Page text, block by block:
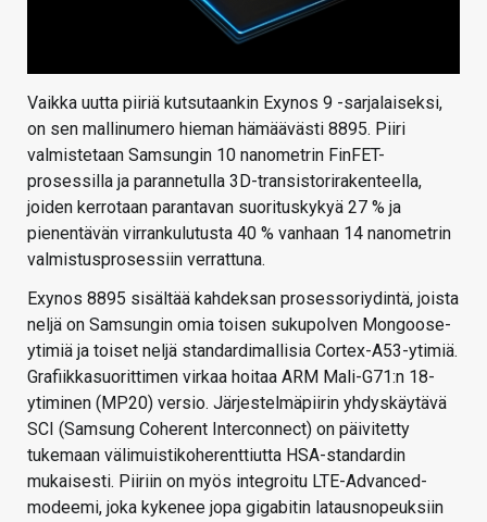
Vaikka uutta piiriä kutsutaankin Exynos 9 -sarjalaiseksi,
on sen mallinumero hieman hämäävästi 8895. Piiri
valmistetaan Samsungin 10 nanometrin FinFET-
prosessilla ja parannetulla 3D-transistorirakenteella,
joiden kerrotaan parantavan suorituskykyä 27 % ja
pienentävän virrankulutusta 40 % vanhaan 14 nanometrin
valmistusprosessiin verrattuna.
Exynos 8895 sisältää kahdeksan prosessoriydintä, joista
neljä on Samsungin omia toisen sukupolven Mongoose-
ytimiä ja toiset neljä standardimallisia Cortex-A53-ytimiä.
Grafiikkasuorittimen virkaa hoitaa ARM Mali-G71:n 18-
ytiminen (MP20) versio. Järjestelmäpiirin yhdyskäytävä
SCI (Samsung Coherent Interconnect) on päivitetty
tukemaan välimuistikoherenttiutta HSA-standardin
mukaisesti. Piiriin on myös integroitu LTE-Advanced-
modeemi, joka kykenee jopa gigabitin latausnopeuksiin